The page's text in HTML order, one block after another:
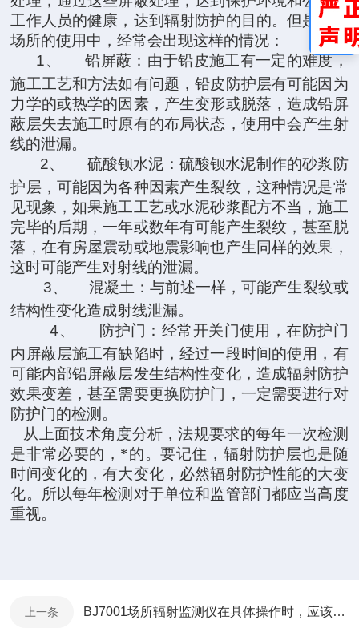
工作人员的健康，达到辐射防护的目的。但是，在
场所的使用中，经常会出现这样的情况：
1、
铅屏蔽：由于铅皮施工有一定的难度，
施工工艺和方法如有问题，铅皮防护层有可能因为
力学的或热学的因素，产生变形或脱落，造成铅屏
蔽层失去施工时原有的布局状态，使用中会产生射
线的泄漏。
2、
硫酸钡水泥：硫酸钡水泥制作的砂浆防
护层，可能因为各种因素产生裂纹，这种情况是常
见现象，如果施工工艺或水泥砂浆配方不当，施工
完毕的后期，一年或数年有可能产生裂纹，甚至脱
落，在有房屋震动或地震影响也产生同样的效果，
这时可能产生对射线的泄漏。
3、
混凝土：与前述一样，可能产生裂纹或
结构性变化造成射线泄漏。
4、
防护门：经常开关门使用，在防护门
内屏蔽层施工有缺陷时，经过一段时间的使用，有
可能内部铅屏蔽层发生结构性变化，造成辐射防护
效果变差，甚至需要更换防护门，一定需要进行对
防护门的检测。
从上面技术角度分析，法规要求的每年一次检测
是非常必要的，*的。要记住，辐射防护层也是随
时间变化的，有大变化，必然辐射防护性能的大变
化。所以每年检测对于单位和监管部门都应当高度
重视。
上一条 BJ7001场所辐射监测仪在具体操作时，应该注意些什么？